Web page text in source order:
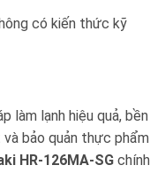
có kiến thức kỹ
làm lạnh hiệu quả, bền
bảo quản thực phẩm
HR-126MA-SG chính